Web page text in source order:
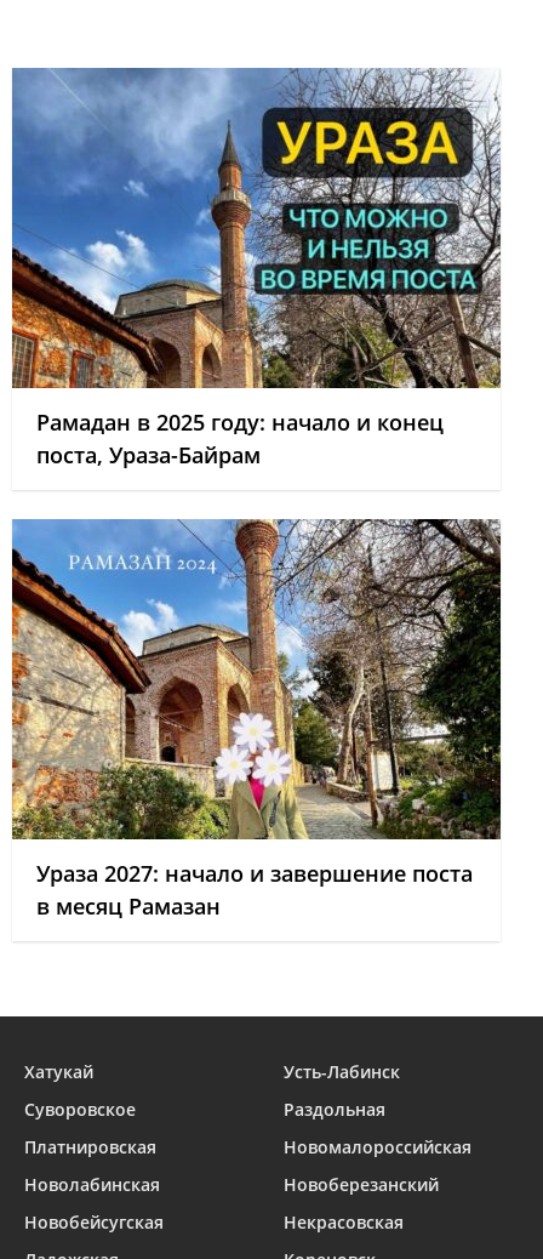
Рамадан в 2025 году: начало и конец
поста, Ураза-Байрам
Ураза 2027: начало и завершение поста
в месяц Рамазан
Хатукай
Усть-Лабинск
Суворовское
Раздольная
Платнировская
Новомалороссийская
Новолабинская
Новоберезанский
Новобейсугская
Некрасовская